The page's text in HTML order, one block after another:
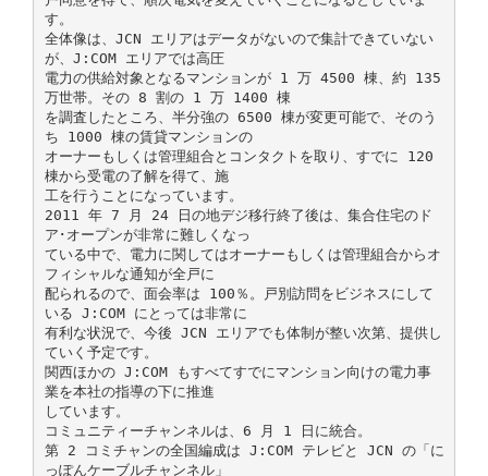
す。
全体像は、JCN エリアはデータがないので集計できていない
が、J:COM エリアでは高圧
電力の供給対象となるマンションが 1 万 4500 棟、約 135
万世帯。その 8 割の 1 万 1400 棟
を調査したところ、半分強の 6500 棟が変更可能で、そのう
ち 1000 棟の賃貸マンションの
オーナーもしくは管理組合とコンタクトを取り、すでに 120
棟から受電の了解を得て、施
工を行うことになっています。
2011 年 7 月 24 日の地デジ移行終了後は、集合住宅のド
ア･オープンが非常に難しくなっ
ている中で、電力に関してはオーナーもしくは管理組合からオ
フィシャルな通知が全戸に
配られるので、面会率は 100％。戸別訪問をビジネスにして
いる J:COM にとっては非常に
有利な状況で、今後 JCN エリアでも体制が整い次第、提供し
ていく予定です。
関西ほかの J:COM もすべてすでにマンション向けの電力事
業を本社の指導の下に推進
しています。
コミュニティーチャンネルは、6 月 1 日に統合。
第 2 コミチャンの全国編成は J:COM テレビと JCN の「に
っぽんケーブルチャンネル」